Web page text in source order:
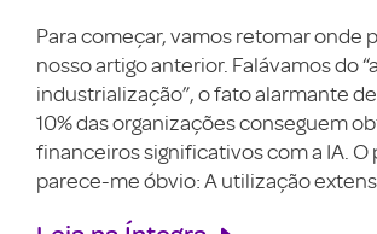
Para começar, vamos retomar onde
nosso artigo anterior. Falávamos do
industrialização”, o fato alarmante
10% das organizações conseguem
financeiros significativos com a IA. O
parece-me óbvio: A utilização